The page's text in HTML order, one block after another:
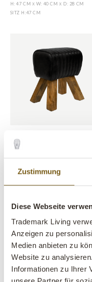
Zustimmung
Diese Webseite
Trademark Living
Anzeigen zu
Medien anbieten zu
Website zu
Informationen zu Ihrer
H: 47 CM X W: 40 CM X D: 28 CM
SITZ H :47 CM
Schwarz
SITZ H:47 CM